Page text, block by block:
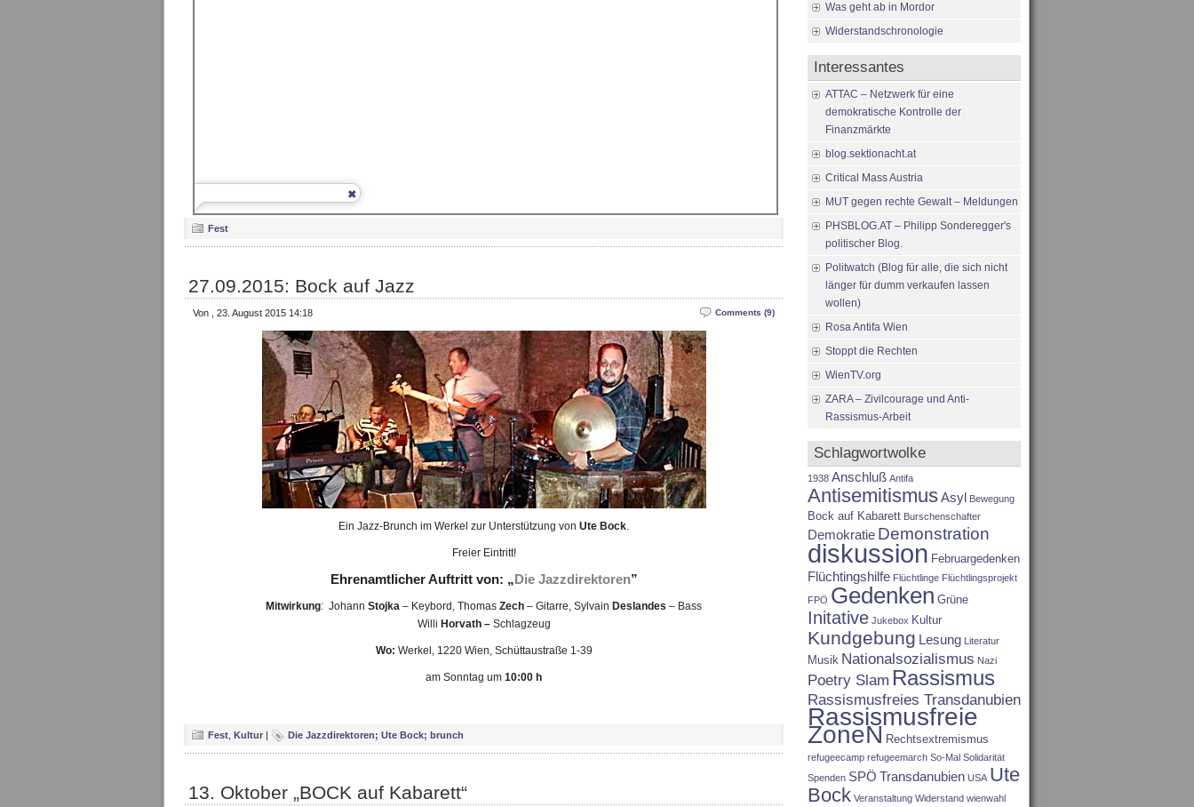
Fest
27.09.2015: Bock auf Jazz
Comments (9)
Von , 23. August 2015 14:18
Ein Jazz-Brunch im Werkel zur Unterstützung von Ute Bock.
Freier Eintritt!
Ehrenamtlicher Auftritt von: „Die Jazzdirektoren”
Mitwirkung: Johann Stojka – Keybord, Thomas Zech – Gitarre, Sylvain Deslandes – Bass
Willi Horvath –Schlagzeug
Wo: Werkel, 1220 Wien, Schüttaustraße 1-39
am Sonntag um 10:00 h
Fest Kultur | Die Jazzdirektoren; Ute Bock; brunch
13. Oktober „BOCK auf Kabarett“
Was geht ab in Mordor
Widerstandschronologie
Interessantes
ATTAC – Netzwerk für eine
demokratische Kontrolle der
Finanzmärkte
blog.sektionacht.at
Critical Mass Austria
MUT gegen rechte Gewalt – Meldungen
PHSBLOG.AT – Philipp Sonderegger's
politischer Blog.
Politwatch (Blog für alle, die sich nicht
länger für dumm verkaufen lassen
wollen)
Rosa Antifa Wien
Stoppt die Rechten
WienTV.org
ZARA – Zivilcourage und Anti-
Rassismus-Arbeit
Schlagwortwolke
1938 Anschluß Antifa
AntisemitismusAsyl Bewegung
Bock auf Kabarett Burschenschafter
Demokratie Demonstration
diskussion Februargedenken
Flüchtingshilfe Flüchtlinge Flüchtlingsprojekt
FPÖ Gedenken Grüne
Initative Jukebox Kultur
Kundgebung Lesung Literatur
Musik Nationalsozialismus Nazi
Poetry Slam Rassismus
Rassismusfreies Transdanubien
Rassismusfreie
ZoneN Rechtsextremismus
refugeecamp refugeemarch So-Mal Solidarität
Spenden SPÖ Transdanubien USA Ute
Bock Veranstaltung Widerstand wienwahl